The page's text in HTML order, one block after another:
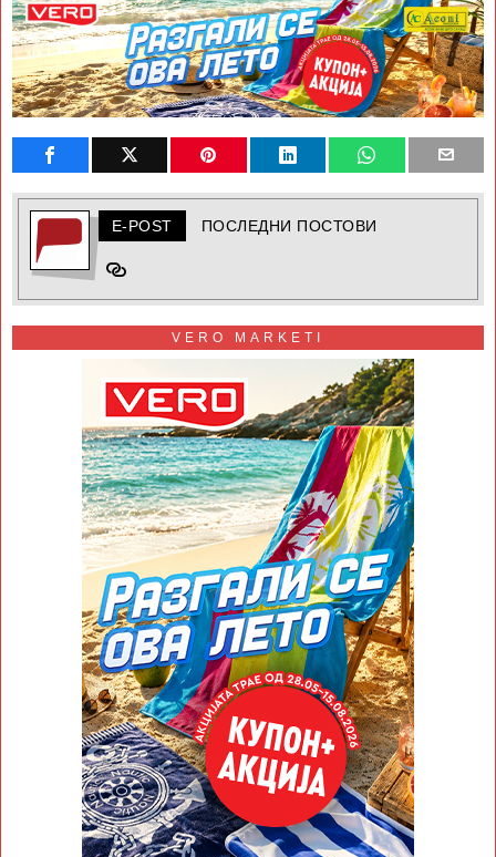
E-POST ПОСЛЕДНИ ПОСТОВИ
VERO MARKETI